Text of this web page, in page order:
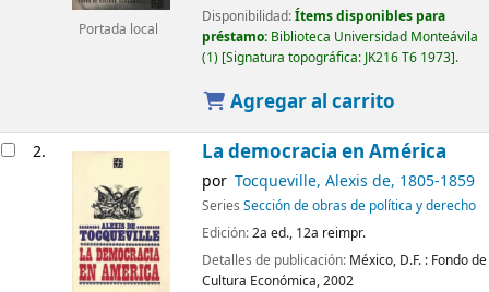
Portada local
Disponibilidad:Ítems disponibles para
préstamo: Biblioteca Universidad Monteávila
(1) Signatura topográfica: JK216 T6 1973 .
Agregar al carrito
2. La democracia en América
por Tocqueville, Alexis de, 1805-1859
Series Sección de obras de política y derecho
Edición:2a ed., 12a reimpr.
Detalles de publicación: México, D.F. : Fondo de
Cultura Económica,2002